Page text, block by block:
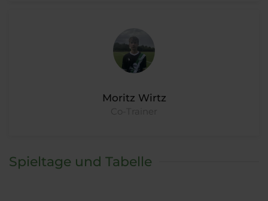
Moritz Wirtz
Co-Trainer
Spieltage und Tabelle